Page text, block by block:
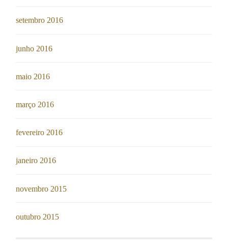
setembro 2016
junho 2016
maio 2016
março 2016
fevereiro 2016
janeiro 2016
novembro 2015
outubro 2015